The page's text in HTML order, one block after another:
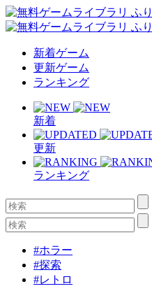
新着ゲーム
更新ゲーム
ランキング
新着
更新
ランキング
#ホラー
#探索
#レトロ